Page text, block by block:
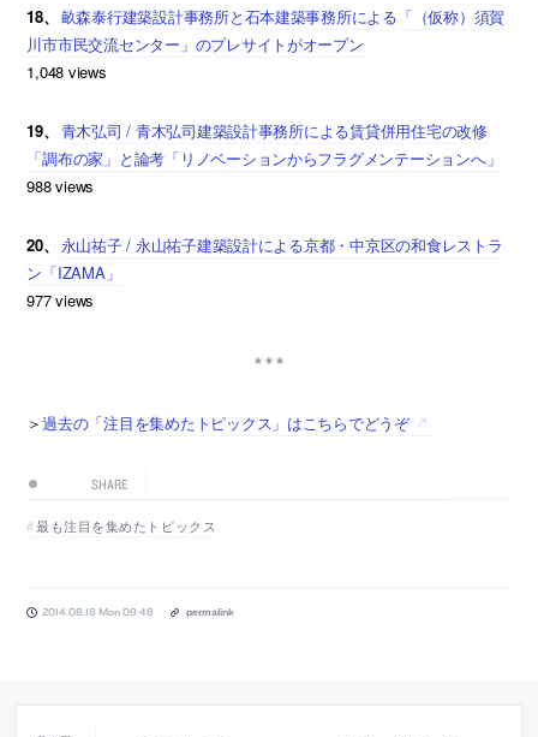
18、
畝森泰行建築設計事務所と石本建築事務所による「（仮称）須賀
川市市民交流センター」のプレサイトがオープン
1,048 views
19、
青木弘司 / 青木弘司建築設計事務所による賃貸併用住宅の改修
「調布の家」と論考「リノベーションからフラグメンテーションへ」
988 views
20、
永山祐子 / 永山祐子建築設計による京都・中京区の和食レストラ
ン「IZAMA」
977 views
＞過去の「注目を集めたトピックス」はこちらでどうぞ
SHARE
最も注目を集めたトピックス
2014.08.18 Mon 09:48 permalink